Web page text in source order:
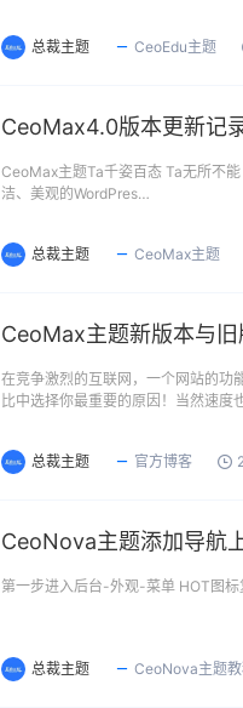
总裁主题 CeoEdu主题
CeoMax4.0版本更新记
CeoMax主题Ta千姿百态 Ta无所不
洁、美观的WordPres…
总裁主题 CeoMax主题
CeoMax主题新版本与
在竞争激烈的互联网，一个网站的功
比中选择你最重要的原因！当然速度
总裁主题 官方博客
CeoNova主题添加导航
第一步进入后台-外观-菜单 HOT图
总裁主题 CeoNova主题